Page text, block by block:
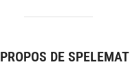
DE SPELEMAT